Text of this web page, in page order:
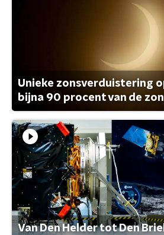
Unieke zonsverduistering
bijna 90 procent van de
Van Den Helder tot Den